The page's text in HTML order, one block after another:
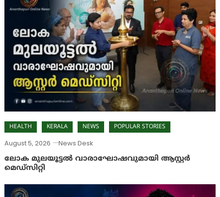
HEALTH KERALA NEWS POPULAR STORIES
August 5, 2026
News Desk
ലോക മുലയൂട്ടൽ വാരാഘോഷവുമായി ആസ്റ്റർ
മെഡ്‌സിറ്റി